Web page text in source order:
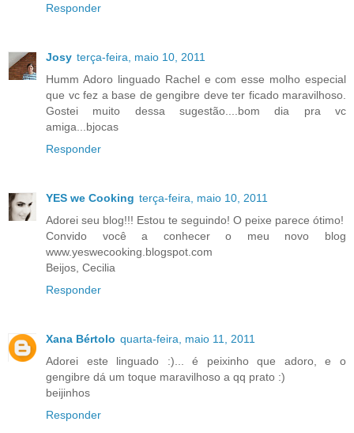
Responder
Josy terça-feira, maio 10, 2011
Humm Adoro linguado Rachel e com esse molho especial
que vc fez a base de gengibre deve ter ficado maravilhoso.
Gostei muito dessa sugestão....bom dia pra vc
amiga...bjocas
Responder
YES we Cooking terça-feira, maio 10, 2011
Adorei seu blog!!! Estou te seguindo! O peixe parece ótimo!
Convido você a conhecer o meu novo blog
www.yeswecooking.blogspot.com
Beijos, Cecilia
Responder
Xana Bértolo quarta-feira, maio 11, 2011
Adorei este linguado :)... é peixinho que adoro, e o
gengibre dá um toque maravilhoso a qq prato :)
beijinhos
Responder